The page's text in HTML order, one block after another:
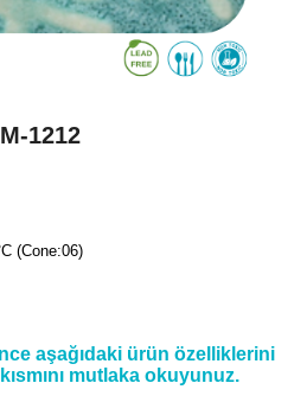
1212
(Cone:06)
aşağıdaki ürün özelliklerini
mutlaka okuyunuz.